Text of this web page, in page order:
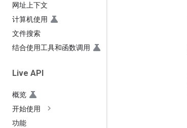
网址上下文
计算机使用
文件搜索
结合使用工具和函数调用
Live API
概览
开始使用
功能